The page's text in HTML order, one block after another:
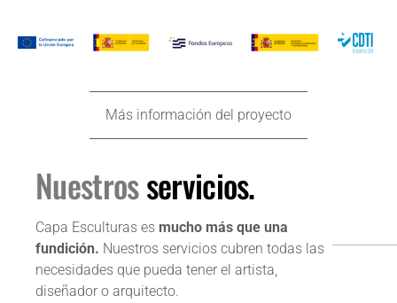
Más información del proyecto
Nuestrosservicios.
Capa Esculturas es mucho más que una
fundición. Nuestros servicios cubren todas las
necesidades que pueda tener el artista,
diseñador o arquitecto.